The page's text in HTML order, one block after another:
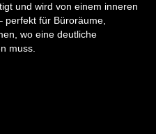
und wird von einem inneren
für Büroräume,
wo eine deutliche
muss.